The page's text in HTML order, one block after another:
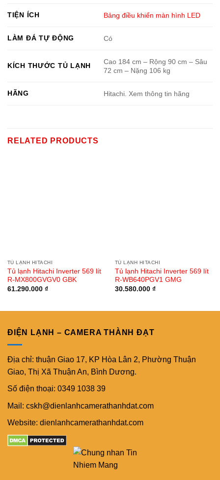
TIỆN ÍCH Bảng điều khiển màn hình LED
LÀM ĐÁ TỰ ĐỘNG Có
KÍCH THƯỚC TỦ LẠNH
Cao 184 cm – Rộng 90 cm – Sâu
72 cm – Nặng 106 kg
HÃNG Hitachi. Xem thông tin hãng
RELATED PRODUCTS
TỦ LẠNH HITACHI
Tủ lạnh Hitachi Inverter 569 lít
R-MX800GVGV0 GBK
61.290.000 ₫
TỦ LẠNH HITACHI
Tủ lạnh Hitachi Inverter 569 lít
R-WB640PGV1 GMG
30.580.000 ₫
ĐIỆN LẠNH – CAMERA THÀNH ĐẠT
Địa chỉ: thuận Giao 17, KP Hòa Lân 2, Phường Thuận
Giao, Thị Xã Thuận An, Bình Dương.
Số điện thoại: 0349 1038 39
Mail: cskh@dienlanhcamerathanhdat.com
Website: dienlanhcamerathanhdat.com